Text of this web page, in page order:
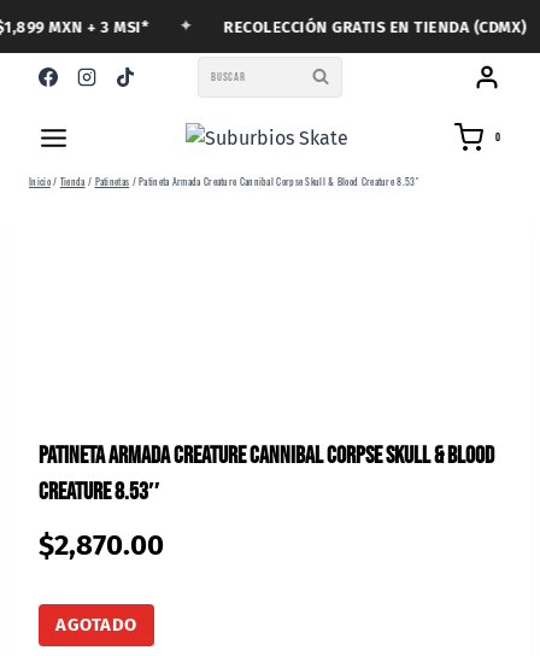
Saltar
contenido
MXN + 3 MSI* RECOLECCIÓN GRATIS EN TIENDA (CDMX)
BUSCAR
0
Inicio/ Tienda / Patinetas /Patineta Armada Creature Cannibal Corpse Skull & Blood Creature 8.53″
Patineta Armada Creature Cannibal Corpse Skull & Blood
Creature 8.53″
$2,870.00
AGOTADO